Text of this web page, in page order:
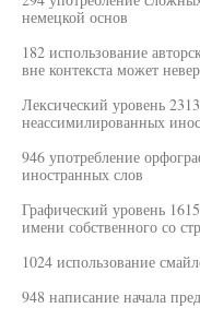
немецкой основ
182 использование
вне контекста может
Лексический уровень
неассимилированных
946 употребление
иностранных слов
Графический уровень
имени собственного со
1024 использование
948 написание начала